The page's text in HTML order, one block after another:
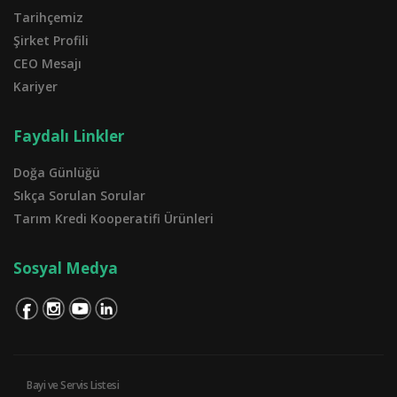
Tarihçemiz
Şirket Profili
CEO Mesajı
Kariyer
Faydalı Linkler
Doğa Günlüğü
Sıkça Sorulan Sorular
Tarım Kredi Kooperatifi Ürünleri
Sosyal Medya
Bayi ve Servis Listesi